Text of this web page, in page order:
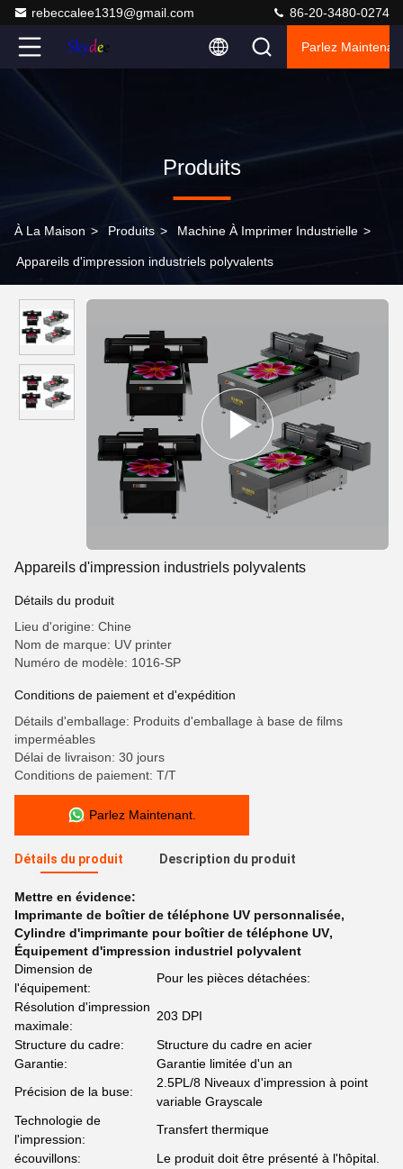
rebeccalee1319@gmail.com 86-20-3480-0274
Parlez
Produits
À La Maison > Produits > Machine À Imprimer Industrielle >
Appareils d'impression industriels polyvalents
Appareils d'impression industriels polyvalents
Détails du produit
Lieu d'origine: Chine
Nom de marque: UV printer
Numéro de modèle: 1016-SP
Conditions de paiement et d'expédition
Détails d'emballage: Produits d'emballage à base de films
imperméables
Délai de livraison: 30 jours
Conditions de paiement: T/T
Parlez Maintenant.
Détails du produit Description du produit
Mettre en évidence:
Imprimante de boîtier de téléphone UV personnalisée,
Cylindre d'imprimante pour boîtier de téléphone UV,
Équipement d'impression industriel polyvalent
Dimension de
l'équipement:
Pour les pièces détachées:
Résolution d'impression
maximale:
203 DPI
Structure du cadre:
Structure du cadre en acier
Garantie:
Garantie limitée d'un an
Précision de la buse:
2.5PL/8 Niveaux d'impression à point
variable Grayscale
Technologie de
l'impression:
Transfert thermique
écouvillons:
Le produit doit être présenté à l'hôpital.